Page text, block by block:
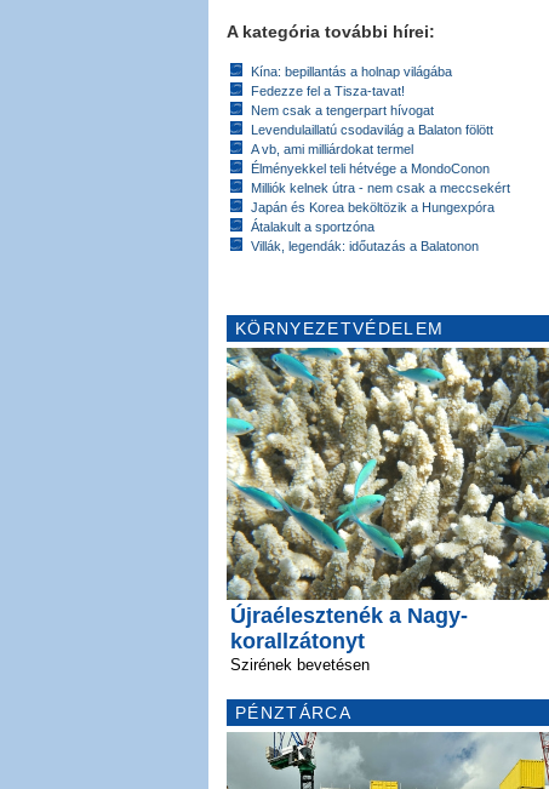
A kategória további hírei:
Kína: bepillantás a holnap világába
Fedezze fel a Tisza-tavat!
Nem csak a tengerpart hívogat
Levendulaillatú csodavilág a Balaton fölött
A vb, ami milliárdokat termel
Élményekkel teli hétvége a MondoConon
Milliók kelnek útra - nem csak a meccsekért
Japán és Korea beköltözik a Hungexpóra
Átalakult a sportzóna
Villák, legendák: időutazás a Balatonon
KÖRNYEZETVÉDELEM
Újraélesztenék a Nagy-
korallzátonyt
Szirének bevetésen
PÉNZTÁRCA